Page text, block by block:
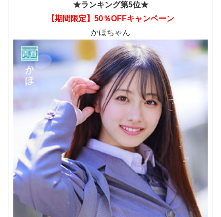
★ランキング第5位★
【期間限定】50％OFFキャンペーン
かほちゃん